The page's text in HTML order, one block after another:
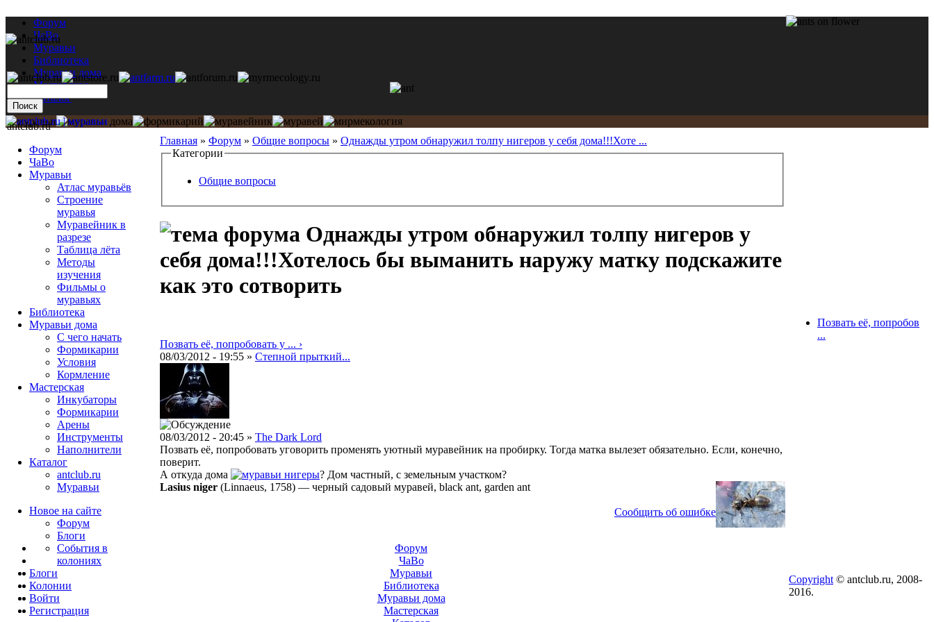
Форум
ЧаВо
Муравьи
Библиотека
Муравьи дома
Мастерская
Каталог
Главная » Форум » Общие вопросы » Однажды утром обнаружил толпу нигеров у себя дома!!!Хоте ...
Категории
Общие вопросы
Однажды утром обнаружил толпу нигеров у
себя дома!!!Хотелось бы выманить наружу матку подскажите
как это сотворить
Позвать её, попробовать у ... ›
08/03/2012 - 19:55 » Степной прыткий...
08/03/2012 - 20:45 » The Dark Lord
Позвать её, попробовать уговорить променять уютный муравейник на пробирку. Тогда матка вылезет обязательно. Если, конечно,
поверит.
А откуда дома
нигеры? Дом частный, с земельным участком?
Lasius niger (Linnaeus, 1758) — черный садовый муравей, black ant, garden ant
Сообщить об ошибке
antclub.ru
Форум
ЧаВо
Муравьи
Атлас муравьёв
Строение
муравья
Муравейник в
разрезе
Таблица лёта
Методы
изучения
Фильмы о
муравьях
Библиотека
Муравьи дома
С чего начать
Формикарии
Условия
Кормление
Мастерская
Инкубаторы
Формикарии
Арены
Инструменты
Наполнители
Каталог
antclub.ru
Муравьи
Новое на сайте
Форум
Блоги
События в
колониях
Блоги
Колонии
Войти
Peгиcтpaция
Позвать её, попробов
...
Форум
ЧаВо
Муравьи
Библиотека
Муравьи дома
Мастерская
Copyright © antclub.ru, 2008-
2016.